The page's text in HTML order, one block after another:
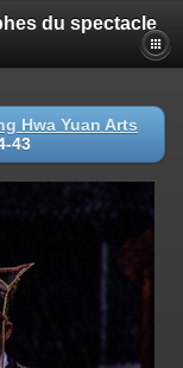
du spectacle
Hwa Yuan Arts
43